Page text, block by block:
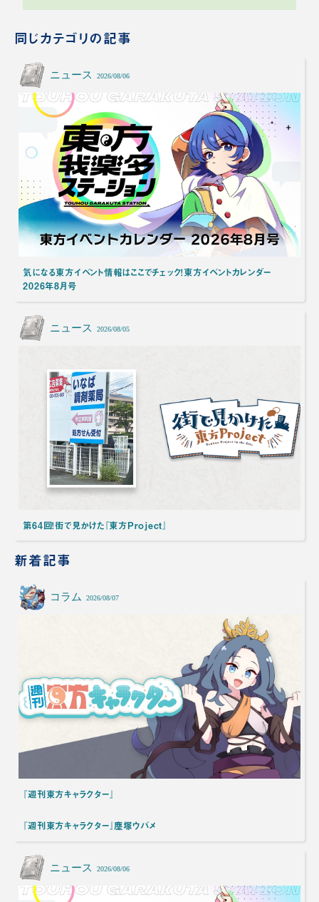
同じカテゴリの記事
ニュース 2026/08/06
気になる東方イベント情報はここでチェック！東方イベントカレンダー
2026年8月号
ニュース 2026/08/05
第64回！街で見かけた『東方Project』
新着記事
コラム 2026/08/07
『週刊東方キャラクター』
『週刊東方キャラクター』塵塚ウバメ
ニュース 2026/08/06